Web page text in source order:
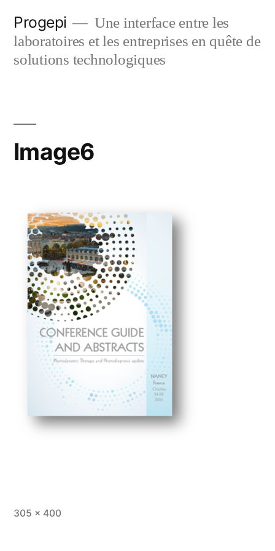
content
Progepi
Une interface entre les
laboratoires et les entreprises en quête de
solutions technologiques
Image6
Full
305 × 400